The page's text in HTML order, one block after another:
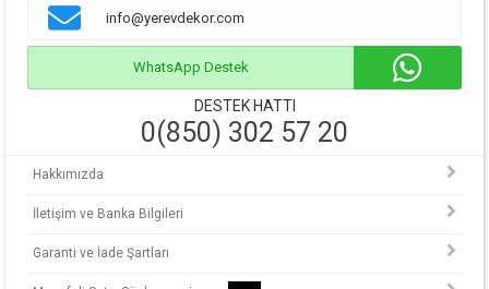
info@yerevdekor.com
WhatsApp Destek
DESTEK HATTI
0(850) 302 57 20
Hakkımızda
İletişim ve Banka Bilgileri
Garanti ve İade Şartları